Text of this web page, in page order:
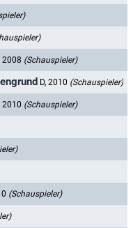
2008 (Schauspieler)
D, 2010 (Schauspieler)
2010 (Schauspieler)
(Schauspieler)